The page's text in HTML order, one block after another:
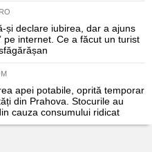
și declare iubirea, dar a ajuns
pe internet. Ce a făcut un turist
apei potabile, oprită temporar
din Prahova. Stocurile au
cauza consumului ridicat